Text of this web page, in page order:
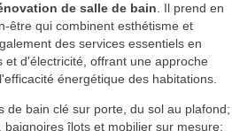
de salle de bain . Il prend en
être qui combinent esthétisme et
des services essentiels en
et d'électricité, offrant une approche
énergétique des habitations.
de bain clé sur porte, du sol au plafond;
îlots et mobilier sur mesure;